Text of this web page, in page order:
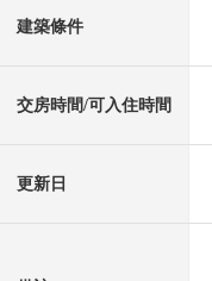
建築條件
交房時間/可入住時間
更新日